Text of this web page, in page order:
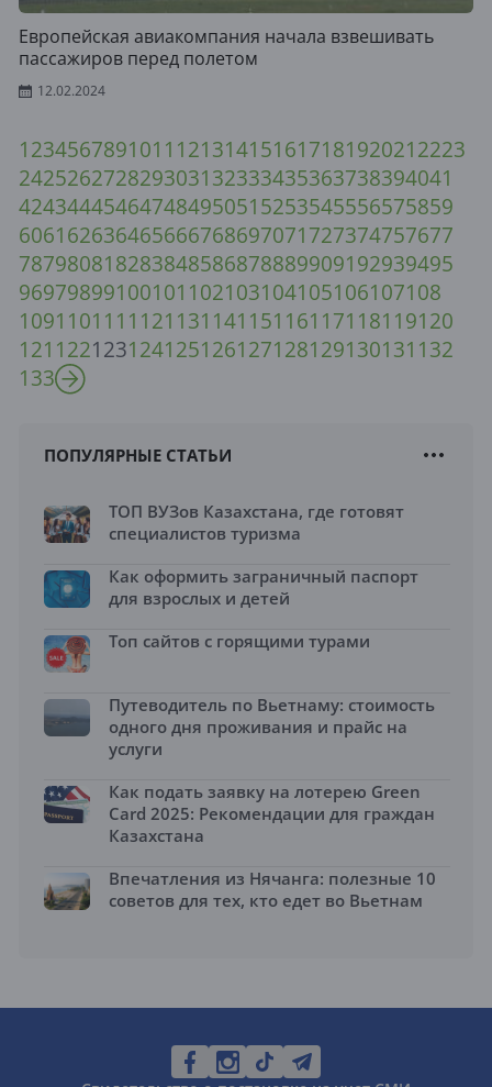
Европейская авиакомпания начала взвешивать
пассажиров перед полетом
12.02.2024
1234567891011 121314151617181920212223
242526272829303132333435363738394041
424344454647484950515253545556575859
606162636465666768697071727374757677
787980818283848586878889909192939495
96979899100101 102103104105106107108
109110111 112113114115116117118119120
121 122123124125126127128129130131 132
133
ПОПУЛЯРНЫЕ СТАТЬИ
ТОП ВУЗов Казахстана, где готовят
специалистов туризма
Как оформить заграничный паспорт
для взрослых и детей
Топ сайтов с горящими турами
Путеводитель по Вьетнаму: стоимость
одного дня проживания и прайс на
услуги
Как подать заявку на лотерею Green
Card 2025: Рекомендации для граждан
Казахстана
Впечатления из Нячанга: полезные 10
советов для тех, кто едет во Вьетнам